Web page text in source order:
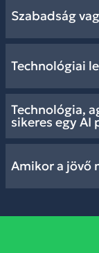
Szabadság
Technológiai
Technológia,
sikeres egy AI
Amikor a jövő